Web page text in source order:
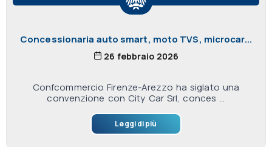
Concessionaria auto smart, moto TVS, microcar...
26 febbraio 2026
Confcommercio Firenze-Arezzo ha siglato una
convenzione con City Car Srl, conces ...
Leggi di più